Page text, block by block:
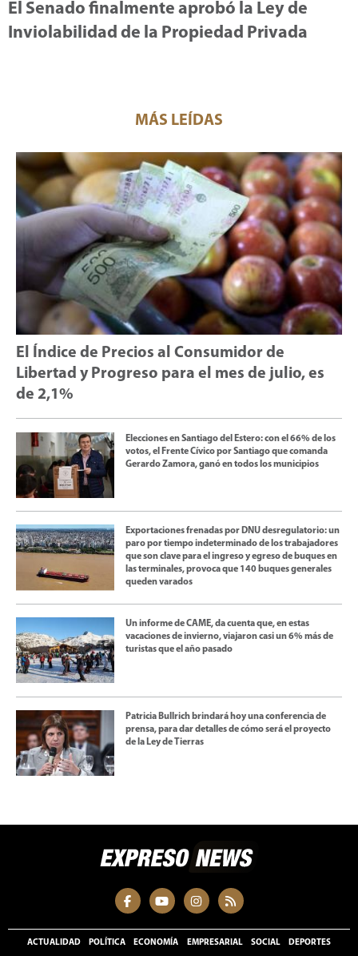
El Senado finalmente aprobó la Ley de
Inviolabilidad de la Propiedad Privada
MÁS LEÍDAS
El Índice de Precios al Consumidor de
Libertad y Progreso para el mes de julio, es
de 2,1%
Elecciones en Santiago del Estero: con el 66% de los
votos, el Frente Cívico por Santiago que comanda
Gerardo Zamora, ganó en todos los municipios
Exportaciones frenadas por DNU desregulatorio: un
paro por tiempo indeterminado de los trabajadores
que son clave para el ingreso y egreso de buques en
las terminales, provoca que 140 buques generales
queden varados
Un informe de CAME, da cuenta que, en estas
vacaciones de invierno, viajaron casi un 6% más de
turistas que el año pasado
Patricia Bullrich brindará hoy una conferencia de
prensa, para dar detalles de cómo será el proyecto
de la Ley de Tierras
ACTUALIDAD POLÍTICA ECONOMÍA EMPRESARIAL SOCIAL DEPORTES